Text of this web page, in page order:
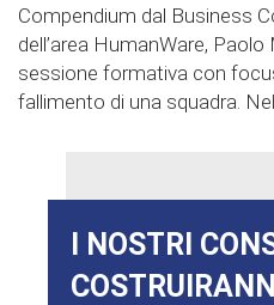
Compendium dal Business
dell’area HumanWare,
sessione formativa con
fallimento di una squadra.
I NOSTRI